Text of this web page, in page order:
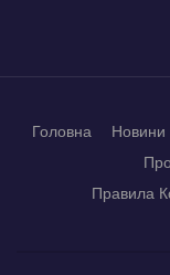
Головна Новини
Правила